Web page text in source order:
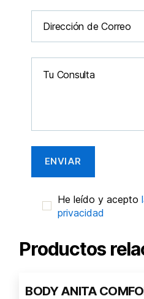
He leído y acepto
privacidad
Productos
BODY ANITA
Este